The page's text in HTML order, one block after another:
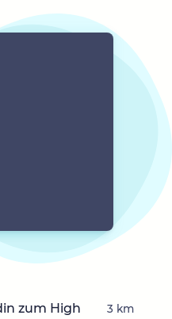
zum High
3 km